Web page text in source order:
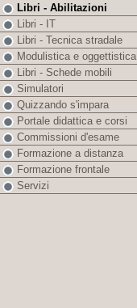
Libri - Abilitazioni
Libri - IT
Libri - Tecnica stradale
Modulistica e oggettistica
Libri - Schede mobili
Simulatori
Quizzando s'impara
Portale didattica e corsi
Commissioni d'esame
Formazione a distanza
Formazione frontale
Servizi